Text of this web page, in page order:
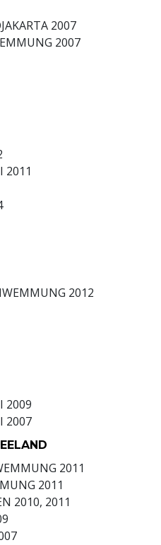
2007
2007
2011
2012
2009
2007
2011
2011
2010, 2011